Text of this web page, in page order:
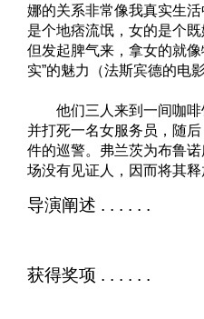
娜的关系非常像我真实生
是个地痞流氓，女的是个
但发起脾气来，拿女的就
实”的魅力（法斯宾德的电
他们三人来到一间咖啡
并打死一名女服务员，随
件的巡警。弗兰茨为布鲁
场没有见证人，因而将其释
导演阐述 . . . . . .
获得奖项 . . . . . .